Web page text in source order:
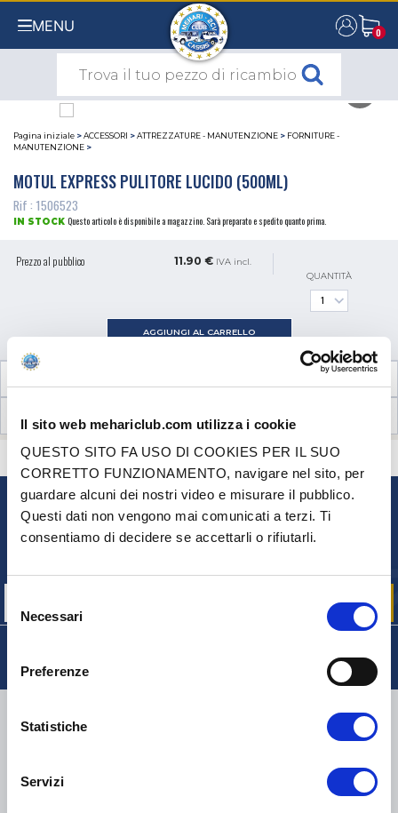
Il sito web mehariclub.com utilizza i cookie
QUESTO SITO FA USO DI COOKIES PER IL SUO
CORRETTO FUNZIONAMENTO, navigare nel sito, per
guardare alcuni dei nostri video e misurare il pubblico.
Questi dati non vengono mai comunicati a terzi. Ti
consentiamo di decidere se accettarli o rifiutarli.
delNecessari
Preferenze
Statistiche
Servizi
MENU 0
0
Pagina iniziale >ACCESSORI >ATTREZZATURE - MANUTENZIONE > FORNITURE -
MANUTENZIONE >
MOTUL EXPRESS PULITORE LUCIDO (500ML)
Rif : 1506523
IN STOCK Questo articolo è disponibile a magazzino. Sarà preparato e spedito quanto prima.
Prezzo al pubblico 11.90 € IVA incl.
QUANTITÀ
AGGIUNGI AL CARRELLO
RECENSIONI CLIENTI (0)
HAI DELLE DOMANDE? BISOGNO DI AIUTO? CONTATTACI
NEWSLETTER
Iscriviti per ricevere gratuitamente